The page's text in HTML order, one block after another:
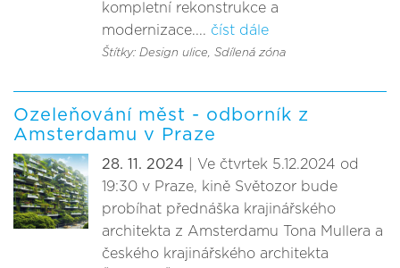
kompletní rekonstrukce a
modernizace.... číst dále
Štítky: Design ulice, Sdílená zóna
Ozeleňování měst - odborník z
Amsterdamu v Praze
28. 11. 2024 | Ve čtvrtek 5.12.2024 od
19:30 v Praze, kině Světozor bude
probíhat přednáška krajinářského
architekta z Amsterdamu Tona Mullera a
českého krajinářského architekta